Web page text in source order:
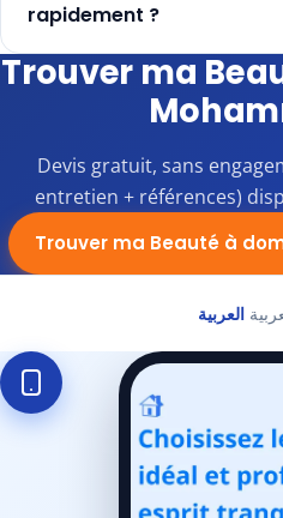
rapidement ?
Trouver ma
Devis gratuit, sans
entretien + références)
Trouver ma Beauté à
العربية